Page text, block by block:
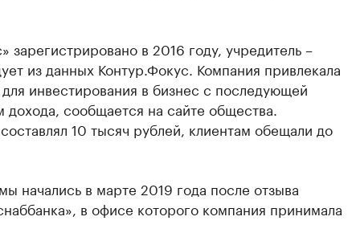
зарегистрировано в 2016 году, учредитель –
из данных Контур.Фокус. Компания привлекала
инвестирования в бизнес с последующей
дохода, сообщается на сайте общества.
10 тысяч рублей, клиентам обещали до
начались в марте 2019 года после отзыва
в офисе которого компания принимала